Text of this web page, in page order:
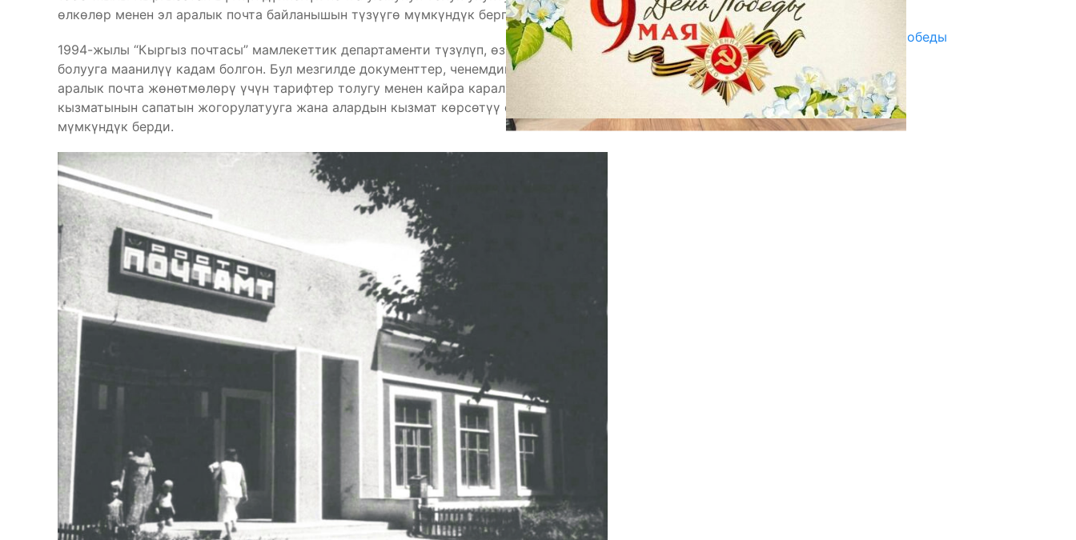
өлкөлөр менен эл аралык почта байланышын түзүүгө мүмкүндүк берген.
1994-жылы “Кыргыз почтасы” мамлекеттик департаменти түзүлүп, өз алдынча почта уюму
болууга маанилүү кадам болгон. Бул мезгилде документтер, ченемдик укуктук актылар жана эл
аралык почта жөнөтмөлөрү үчүн тарифтер толугу менен кайра каралып чыкты, бул почта
кызматынын сапатын жогорулатууга жана алардын кызмат көрсөтүү спектрин кеңейтүүгө
мүмкүндүк берди.
29.04.2025
Награды в преддверии Дня Победы
29.04.2025